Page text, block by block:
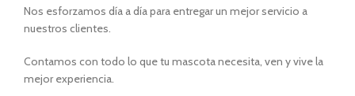
Nos esforzamos día a día para entregar un mejor servicio a
nuestros clientes.
Contamos con todo lo que tu mascota necesita, ven y vive la
mejor experiencia.